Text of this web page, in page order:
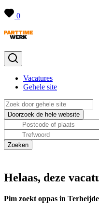
0
Vacatures
Gehele site
Helaas, deze
Pim zoekt oppas in